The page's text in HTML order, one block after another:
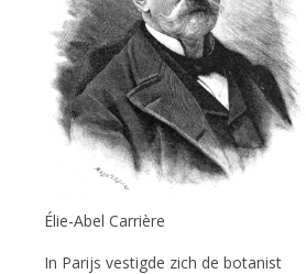
Élie-Abel Carrière
In Parijs vestigde zich de botanist